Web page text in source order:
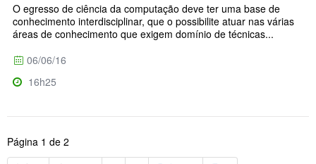
O egresso de ciência da computação deve ter uma base de
conhecimento interdisciplinar, que o possibilite atuar nas várias
áreas de conhecimento que exigem domínio de técnicas...
06/06/16
16h25
Página 1 de 2